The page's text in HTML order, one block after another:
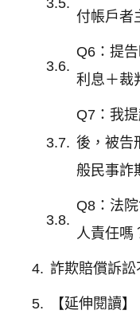
付帳戶者
Q6：提
利息＋裁
Q7：我
後，被告
般民事詐
Q8：法
人責任嗎
詐欺賠償訴
【延伸閱讀】